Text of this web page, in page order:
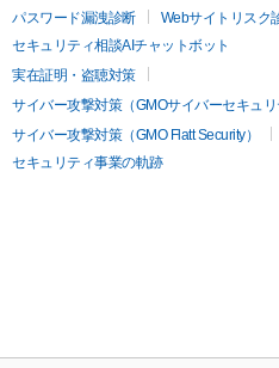
パスワード漏洩診断
Webサイトリスク
セキュリティ相談AIチャットボット
実在証明・盗聴対策
サイバー攻撃対策（GMOサイバーセキュリ
サイバー攻撃対策（GMO Flatt Security）
セキュリティ事業の軌跡